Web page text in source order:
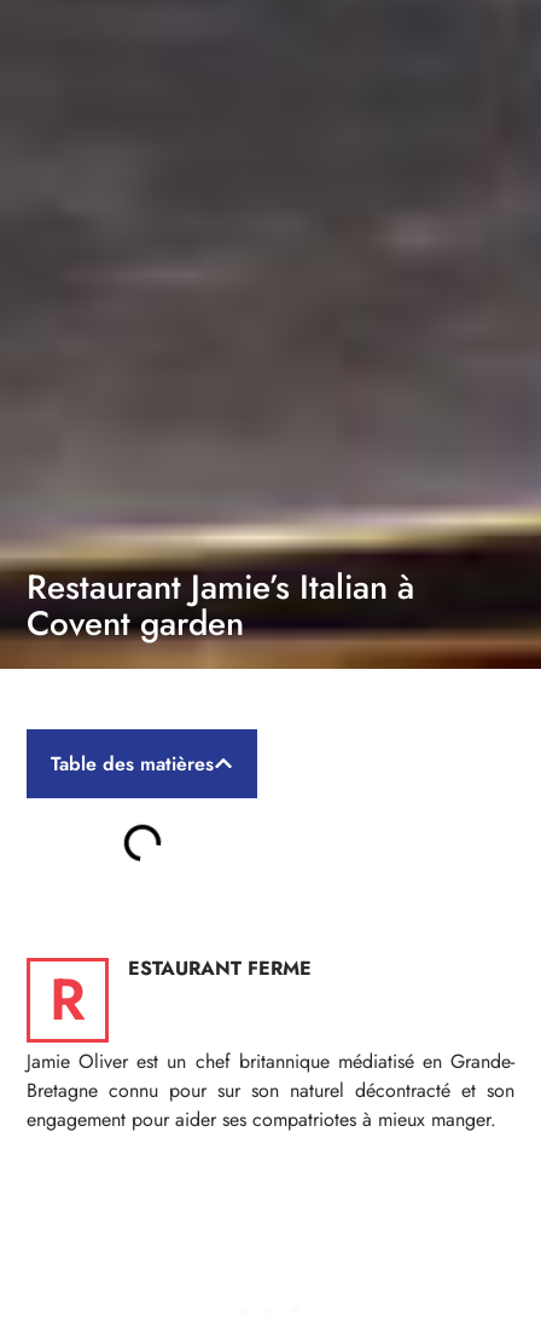
Restaurant Jamie’s Italian à
Covent garden
Table des matières
R ESTAURANT FERME
Jamie Oliver est un chef britannique médiatisé en Grande-
Bretagne connu pour sur son naturel décontracté et son
engagement pour aider ses compatriotes à mieux manger.